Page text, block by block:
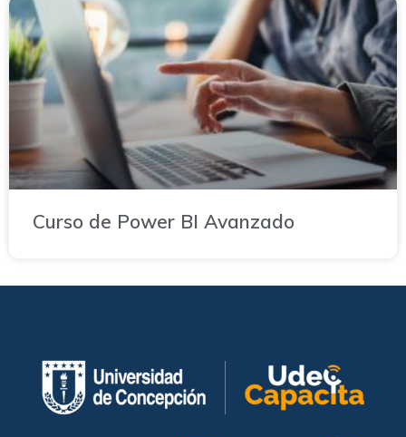
Curso de Power BI Avanzado